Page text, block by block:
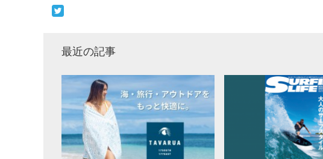
最近の記事